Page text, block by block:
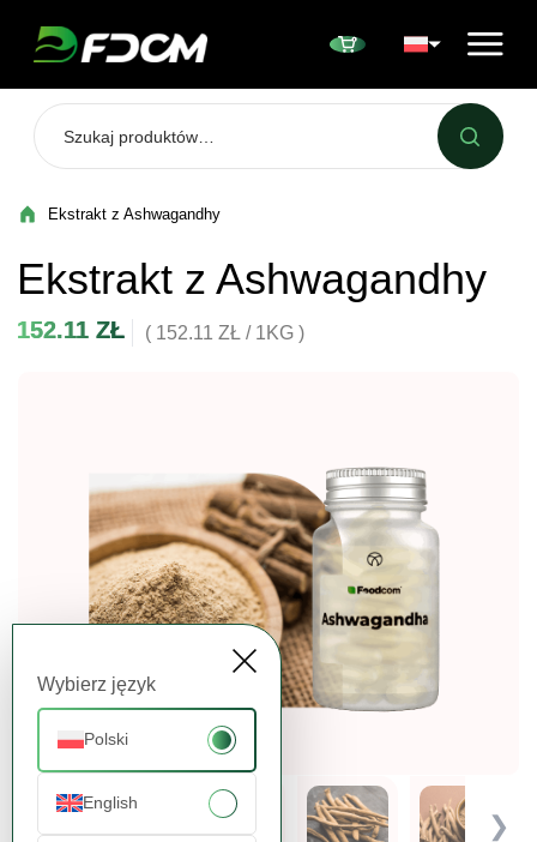
Wybierz język
Polski
English
Ekstrakt z Ashwagandhy
Ekstrakt z Ashwagandhy
152.11 ZŁ ( 152.11 ZŁ / 1KG )
❮ ❯